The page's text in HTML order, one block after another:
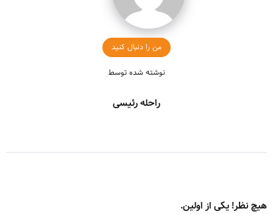
من را دنبال کنید
نوشته شده توسط
راحله رئیسی
هیچ نظر! یکی از اولین.